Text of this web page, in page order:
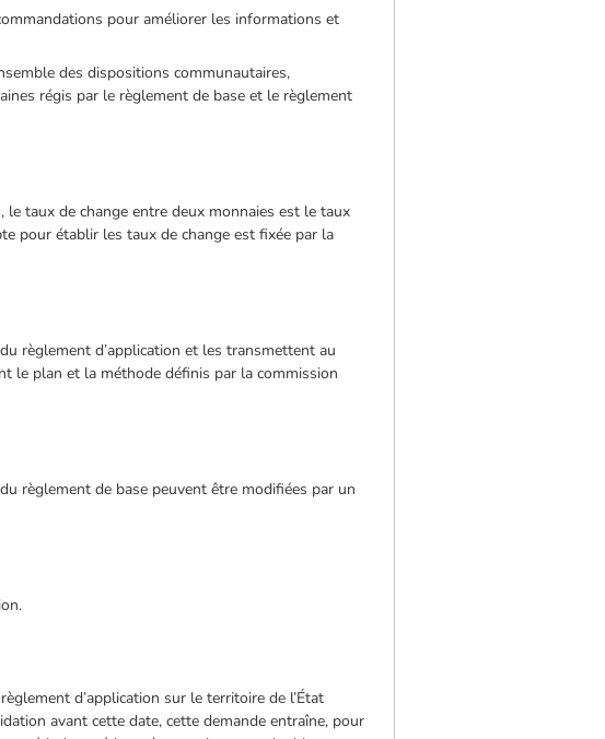
pour améliorer les informations et
des dispositions communautaires,
régis par le règlement de base et le règlement
taux de change entre deux monnaies est le taux
pour établir les taux de change est fixée par la
règlement d’application et les transmettent au
le plan et la méthode définis par la commission
règlement de base peuvent être modifiées par un
d’application sur le territoire de l’État
avant cette date, cette demande entraîne, pour